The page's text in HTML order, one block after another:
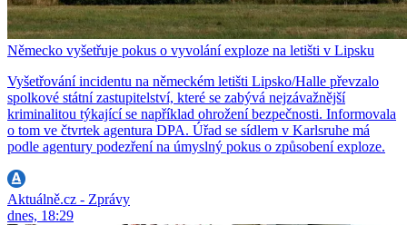
Německo vyšetřuje pokus o vyvolání exploze na letišti v Lipsku
Vyšetřování incidentu na německém letišti Lipsko/Halle převzalo
spolkové státní zastupitelství, které se zabývá nejzávažnější
kriminalitou týkající se například ohrožení bezpečnosti. Informovala
o tom ve čtvrtek agentura DPA. Úřad se sídlem v Karlsruhe má
podle agentury podezření na úmyslný pokus o způsobení exploze.
Aktuálně.cz - Zprávy
dnes, 18:29